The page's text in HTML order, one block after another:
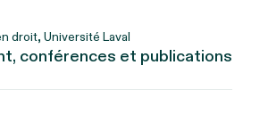
droit, Université Laval
conférences et publications